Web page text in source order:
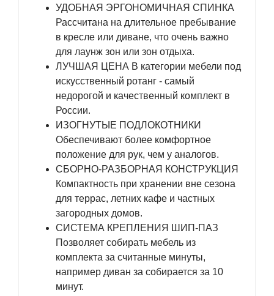
УДОБНАЯ ЭРГОНОМИЧНАЯ СПИНКА
Рассчитана на длительное пребывание
в кресле или диване, что очень важно
для лаунж зон или зон отдыха.
ЛУЧШАЯ ЦЕНА В категории мебели под
искусственный ротанг - самый
недорогой и качественный комплект в
России.
ИЗОГНУТЫЕ ПОДЛОКОТНИКИ
Обеспечивают более комфортное
положение для рук, чем у аналогов.
СБОРНО-РАЗБОРНАЯ КОНСТРУКЦИЯ
Компактность при хранении вне сезона
для террас, летних кафе и частных
загородных домов.
СИСТЕМА КРЕПЛЕНИЯ ШИП-ПАЗ
Позволяет собирать мебель из
комплекта за считанные минуты,
например диван за собирается за 10
минут.